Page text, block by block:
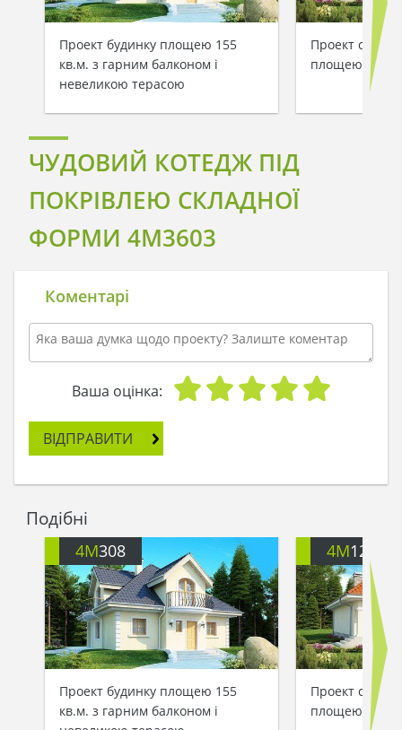
Проект будинку площею 155
кв.м. з гарним балконом і
невеликою терасою
Проект
площею 187
ЧУДОВИЙ КОТЕДЖ ПІД
ПОКРІВЛЕЮ СКЛАДНОЇ
ФОРМИ 4M3603
Коментарі
Ваша оцінка:
ВІДПРАВИТИ
Подібні
4M308
Проект будинку площею 155
кв.м. з гарним балконом і
4M122
Проект
площею 187